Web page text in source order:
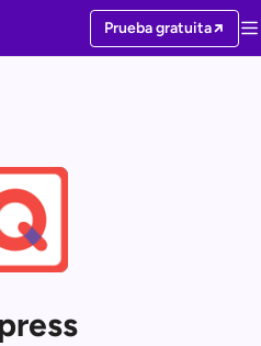
Prueba gratuita